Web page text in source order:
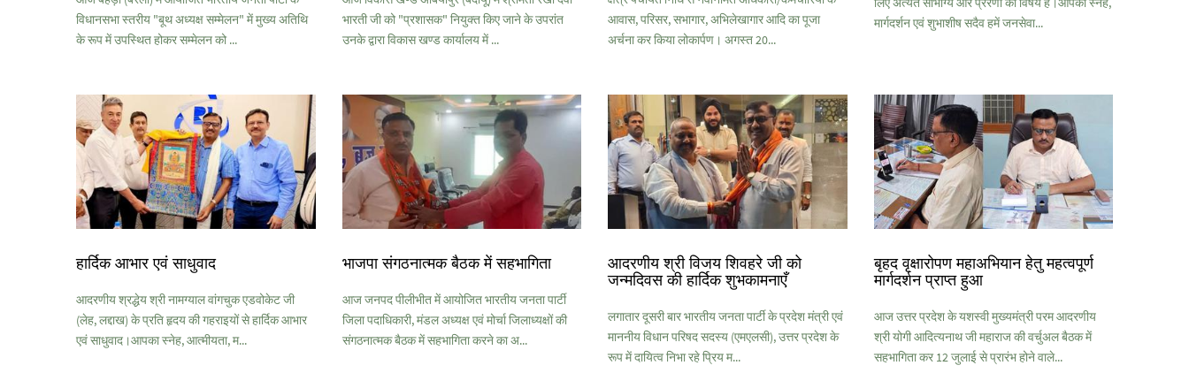
विधानसभा स्तरीय "बूथ अध्यक्ष सम्मेलन" में मुख्य अतिथि
के रूप में उपस्थित होकर सम्मेलन को ...
भारती जी को "प्रशासक" नियुक्त किए जाने के उपरांत
उनके द्वारा विकास खण्ड कार्यालय में ...
आवास, परिसर, सभागार, अभिलेखागार आदि का पूजा
अर्चना कर किया लोकार्पण। अगस्त 20...
मार्गदर्शन एवं शुभाशीष सदैव हमें जनसेवा...
हार्दिक आभार एवं साधुवाद
आदरणीय श्रद्धेय श्री नामग्याल वांगचुक एडवोकेट जी
(लेह, लद्दाख) के प्रति हृदय की गहराइयों से हार्दिक आभार
एवं साधुवाद।आपका स्नेह, आत्मीयता, म...
भाजपा संगठनात्मक बैठक में सहभागिता
आज जनपद पीलीभीत में आयोजित भारतीय जनता पार्टी
जिला पदाधिकारी, मंडल अध्यक्ष एवं मोर्चा जिलाध्यक्षों की
संगठनात्मक बैठक में सहभागिता करने का अ...
आदरणीय श्री विजय शिवहरे जी को
जन्मदिवस की हार्दिक शुभकामनाएँ
लगातार दूसरी बार भारतीय जनता पार्टी के प्रदेश मंत्री एवं
माननीय विधान परिषद सदस्य (एमएलसी), उत्तर प्रदेश के
रूप में दायित्व निभा रहे प्रिय म...
बृहद वृक्षारोपण महाअभियान हेतु महत्वपूर्ण
मार्गदर्शन प्राप्त हुआ
आज उत्तर प्रदेश के यशस्वी मुख्यमंत्री परम आदरणीय
श्री योगी आदित्यनाथ जी महाराज की वर्चुअल बैठक में
सहभागिता कर 12 जुलाई से प्रारंभ होने वाले...